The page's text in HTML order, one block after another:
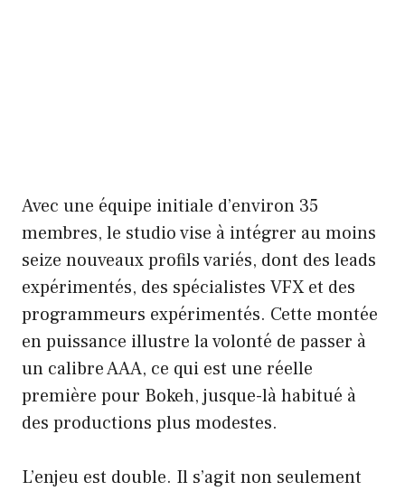
Avec une équipe initiale d’environ 35
membres, le studio vise à intégrer au moins
seize nouveaux profils variés, dont des leads
expérimentés, des spécialistes VFX et des
programmeurs expérimentés. Cette montée
en puissance illustre la volonté de passer à
un calibre AAA, ce qui est une réelle
première pour Bokeh, jusque-là habitué à
des productions plus modestes.
L’enjeu est double. Il s’agit non seulement